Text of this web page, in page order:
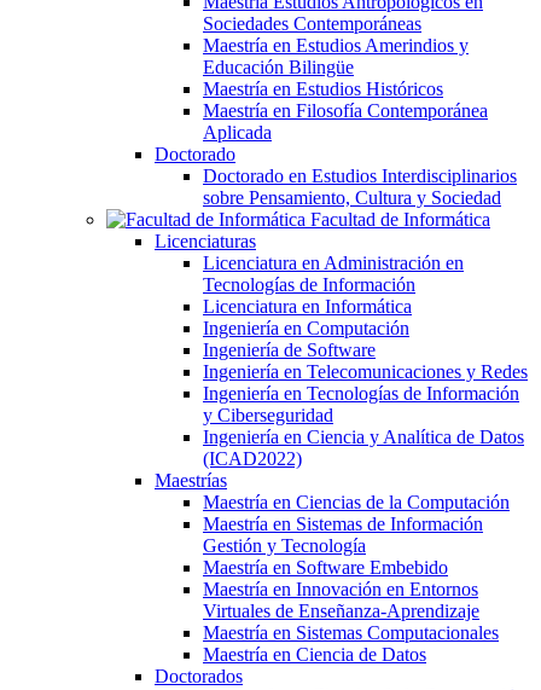
Sociedades Contemporáneas
Maestría en Estudios Amerindios y
Educación Bilingüe
Maestría en Estudios Históricos
Maestría en Filosofía Contemporánea
Aplicada
Doctorado
Doctorado en Estudios Interdisciplinarios
sobre Pensamiento, Cultura y Sociedad
Facultad de Informática
Licenciaturas
Licenciatura en Administración en
Tecnologías de Información
Licenciatura en Informática
Ingeniería en Computación
Ingeniería de Software
Ingeniería en Telecomunicaciones y Redes
Ingeniería en Tecnologías de Información
y Ciberseguridad
Ingeniería en Ciencia y Analítica de Datos
(ICAD2022)
Maestrías
Maestría en Ciencias de la Computación
Maestría en Sistemas de Información
Gestión y Tecnología
Maestría en Software Embebido
Maestría en Innovación en Entornos
Virtuales de Enseñanza-Aprendizaje
Maestría en Sistemas Computacionales
Maestría en Ciencia de Datos
Doctorados